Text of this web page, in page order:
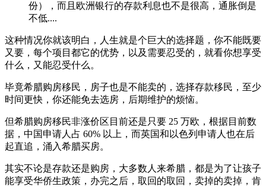
份），而且欧洲银行的存款利息也不是很高，通胀倒是
不低....
这种情况你就该明白，人生就是个巨大的选择题，你不能既要
又要，每个项目都它的优势，以及需要忍受的，就看你想享受
什么，又能忍受什么。
毕竟希腊购房移民，房子也是不能卖的，选择存款移民，至少
时间更快，你还能免去选房，后期维护的烦恼。
但希腊购房移民非涨价区目前还是只要 25 万欧，根据目前数
据，中国申请人占 60% 以上，而英国和以色列申请人也在后
起直追，涌入希腊买房。
其实不论是存款还是购房，大多数人来希腊，都是为了让孩子
能享受华侨生政策，办完之后，取回的取回，卖掉的卖掉，肯